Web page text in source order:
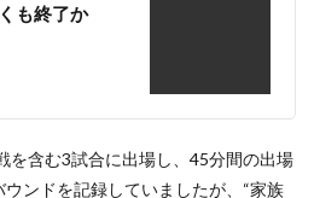
も終了か
を含む3試合に出場し、45分間の出場
ンドを記録していましたが、“家族